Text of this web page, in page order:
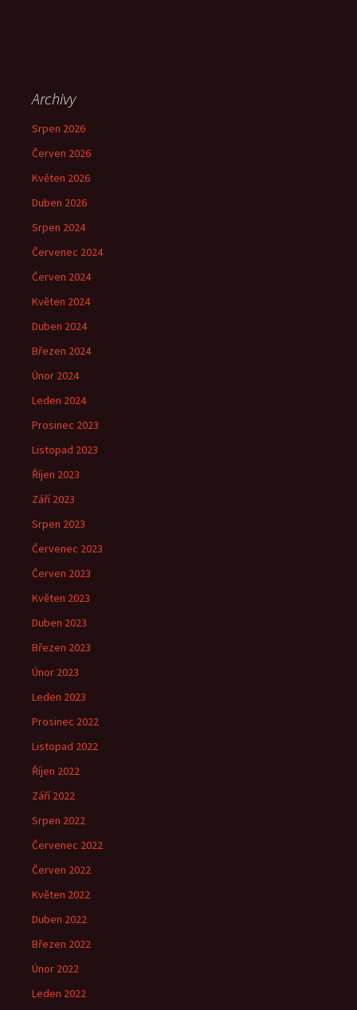
Archivy
Srpen 2026
Červen 2026
Květen 2026
Duben 2026
Srpen 2024
Červenec 2024
Červen 2024
Květen 2024
Duben 2024
Březen 2024
Únor 2024
Leden 2024
Prosinec 2023
Listopad 2023
Říjen 2023
Září 2023
Srpen 2023
Červenec 2023
Červen 2023
Květen 2023
Duben 2023
Březen 2023
Únor 2023
Leden 2023
Prosinec 2022
Listopad 2022
Říjen 2022
Září 2022
Srpen 2022
Červenec 2022
Červen 2022
Květen 2022
Duben 2022
Březen 2022
Únor 2022
Leden 2022